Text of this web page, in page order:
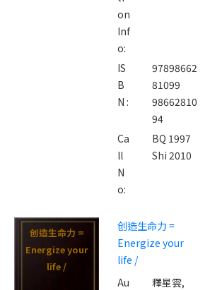
on
Inf
o:
IS
B
N :
97898662
81099
98662810
94
Ca
ll
N
o:
BQ 1997
Shi 2010
创造生命力 =
Energize your
life /
创造生命力 =
Energize your
life /
Au
釋星雲,